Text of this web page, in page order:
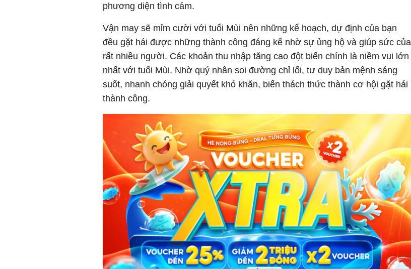
phương diện tình cảm.
Vận may sẽ mỉm cười với tuổi Mùi nên những kế hoạch, dự định của bạn
đều gặt hái được những thành công đáng kể nhờ sự ủng hộ và giúp sức của
rất nhiều người. Các khoản thu nhập tăng cao đột biến chính là niềm vui lớn
nhất với tuổi Mùi. Nhờ quý nhân soi đường chỉ lối, tư duy bản mệnh sáng
suốt, nhanh chóng giải quyết khó khăn, biến thách thức thành cơ hội gặt hái
thành công.